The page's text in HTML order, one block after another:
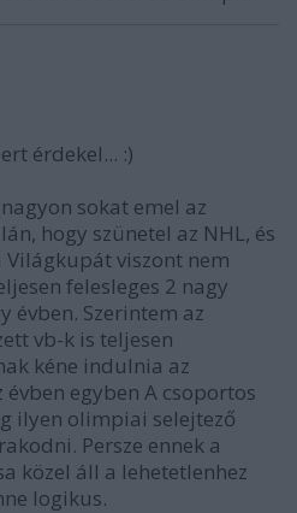
érdekel... :)
sokat emel az
hogy szünetel az NHL, és
viszont nem
felesleges 2 nagy
évben. Szerintem az
vb-k is teljesen
kéne indulnia az
egyben A csoportos
ilyen olimpiai selejtező
Persze ennek a
közel áll a lehetetlenhez
logikus.